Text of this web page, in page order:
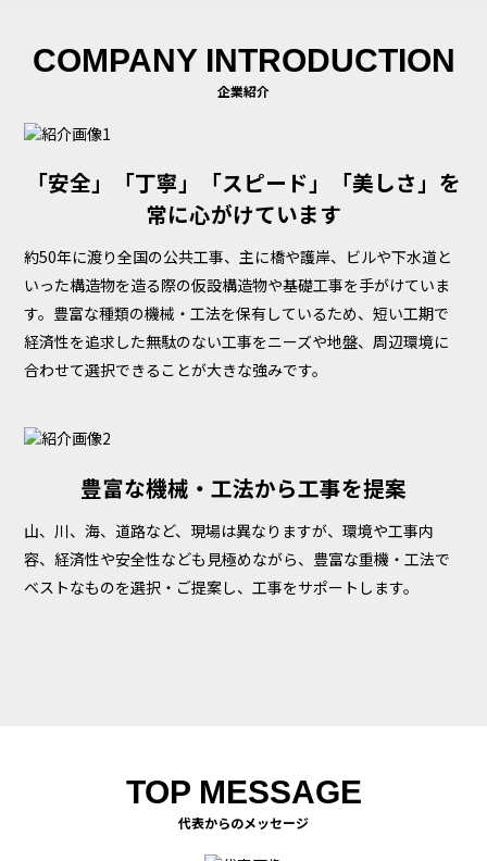
COMPANY INTRODUCTION
企業紹介
「安全」「丁寧」「スピード」「美しさ」を
常に心がけています
約50年に渡り全国の公共工事、主に橋や護岸、ビルや下水道と
いった構造物を造る際の仮設構造物や基礎工事を手がけていま
す。豊富な種類の機械・工法を保有しているため、短い工期で
経済性を追求した無駄のない工事をニーズや地盤、周辺環境に
合わせて選択できることが大きな強みです。
豊富な機械・工法から工事を提案
山、川、海、道路など、現場は異なりますが、環境や工事内
容、経済性や安全性なども見極めながら、豊富な重機・工法で
ベストなものを選択・ご提案し、工事をサポートします。
TOP MESSAGE
代表からのメッセージ